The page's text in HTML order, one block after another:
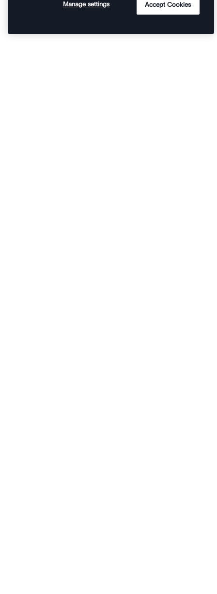
Manage settings Accept Cookies